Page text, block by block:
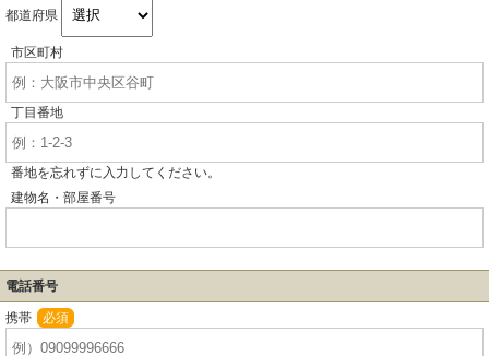
都道府県
市区町村
丁目番地
番地を忘れずに入力してください。
建物名・部屋番号
電話番号
携帯 必須